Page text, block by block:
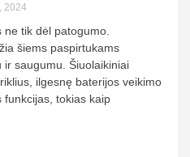
2024
tik dėl patogumo.
šiems paspirtukams
saugumu. Šiuolaikiniai
ilgesnę baterijos veikimo
tokias kaip